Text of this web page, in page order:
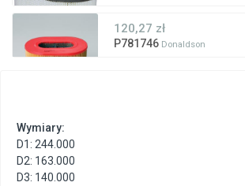
120,27 zł
P781746 Donaldson
Wymiary:
D1: 244.000
D2: 163.000
D3: 140.000